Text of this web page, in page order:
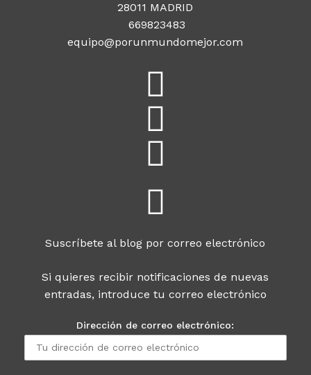
28011 MADRID
669823483
equipo@porunmundomejor.com
Suscríbete al blog por correo electrónico
Si quieres recibir notificaciones de nuevas
entradas, introduce tu correo electrónico
Dirección de correo electrónico: